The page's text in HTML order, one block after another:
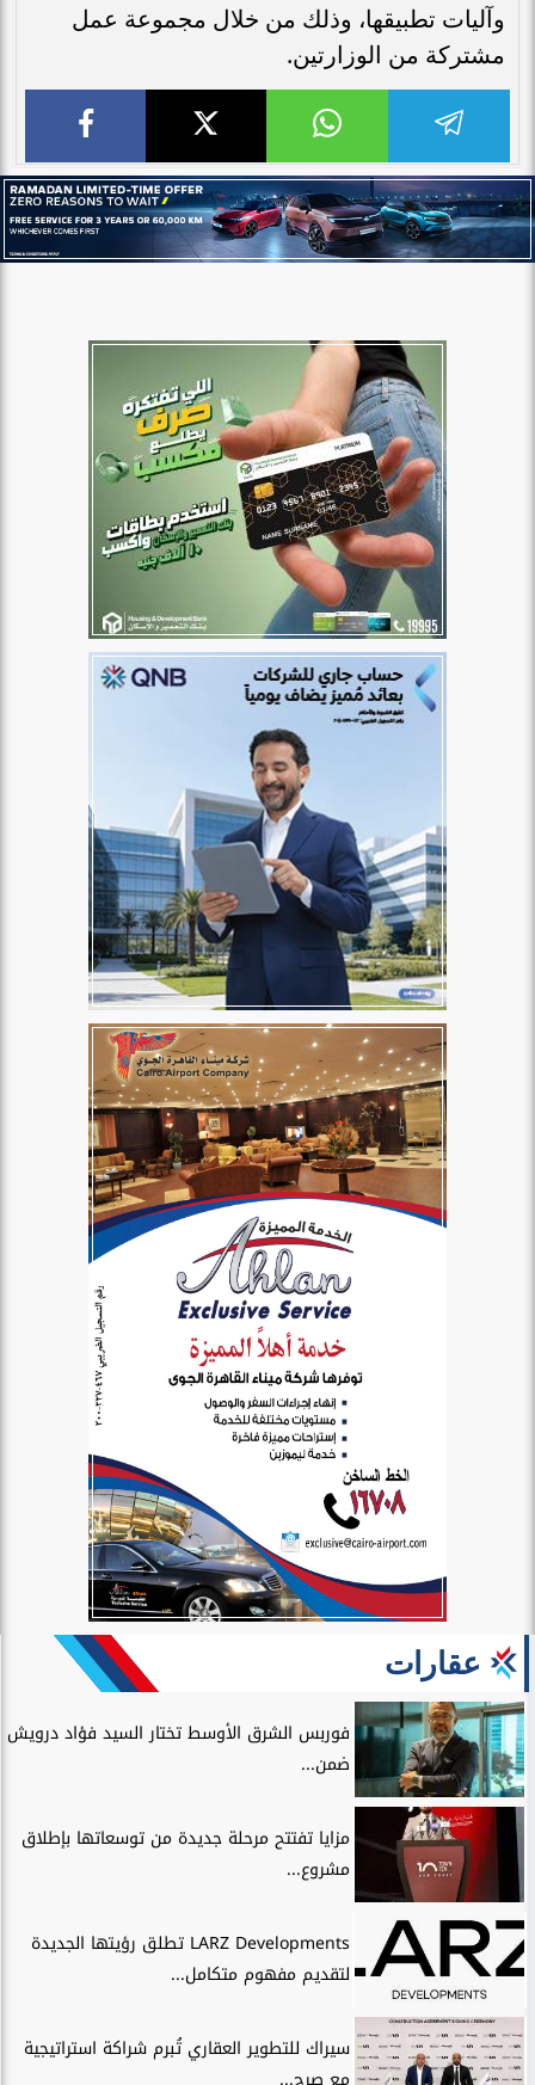
وآليات تطبيقها، وذلك من خلال مجموعة عمل
مشتركة من الوزارتين.
عقارات
فوربس الشرق الأوسط تختار السيد فؤاد درويش
ضمن...
مزايا تفتتح مرحلة جديدة من توسعاتها بإطلاق
مشروع...
LARZ Developments تطلق رؤيتها الجديدة
لتقديم مفهوم متكامل...
سيراك للتطوير العقاري تُبرم شراكة استراتيجية